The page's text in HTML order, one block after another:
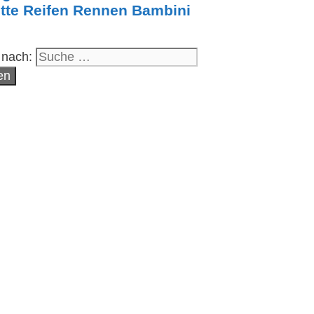
Reifen Rennen Bambini